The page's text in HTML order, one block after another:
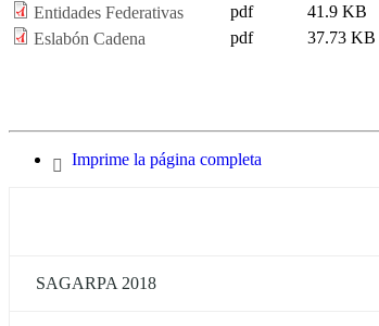
Entidades Federativas
pdf
41.9 KB
Eslabón Cadena
pdf 37.73 KB
Imprime la página completa
SAGARPA 2018